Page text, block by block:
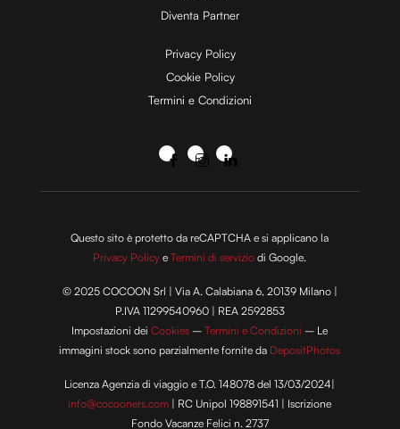
Diventa Partner
Privacy Policy
Cookie Policy
Termini e Condizioni
Questo sito è protetto da reCAPTCHA e si applicano la
Privacy Policy eTermini di servizio di Google.
© 2025 COCOON Srl | Via A. Calabiana 6, 20139 Milano |
P.IVA 11299540960 | REA 2592853
Impostazioni deiCookies –Termini e Condizioni – Le
immagini stock sono parzialmente fornite da DepositPhotos
Licenza Agenzia di viaggio e T.O. 148078 del 13/03/2024|
info@cocooners.com | RC Unipol 198891541 | Iscrizione
Fondo Vacanze Felici n. 2737